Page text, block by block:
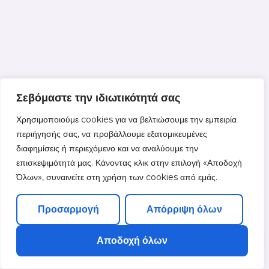
Σεβόμαστε την ιδιωτικότητά σας
Χρησιμοποιούμε cookies για να βελτιώσουμε την εμπειρία
περιήγησής σας, να προβάλλουμε εξατομικευμένες
διαφημίσεις ή περιεχόμενο και να αναλύουμε την
επισκεψιμότητά μας. Κάνοντας κλικ στην επιλογή «Αποδοχή
Όλων», συναινείτε στη χρήση των cookies από εμάς.
Προσαρμογή Απόρριψη όλων
Αποδοχή όλων